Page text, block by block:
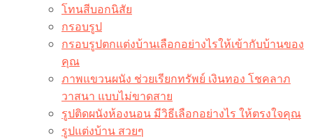
โทนสีบอกนิสัย
กรอบรูป
กรอบรูปตกแต่งบ้านเลือกอย่างไรให้เข้ากับบ้านของ
คุณ
ภาพแขวนผนัง ช่วยเรียกทรัพย์ เงินทอง โชคลาภ
วาสนา แบบไม่ขาดสาย
รูปติดผนังห้องนอน มีวิธีเลือกอย่างไร ให้ตรงใจคุณ
รูปแต่งบ้าน สวยๆ